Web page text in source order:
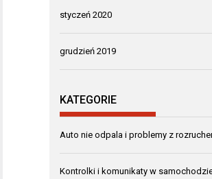
styczeń 2020
grudzień 2019
KATEGORIE
Auto nie odpala i problemy z
Kontrolki i komunikaty w